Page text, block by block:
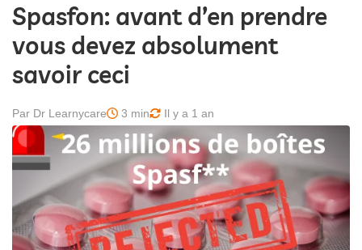
Spasfon: avant d’en prendre
vous devez absolument
savoir ceci
Par Dr Learnycare 3 min Il y a 1 an